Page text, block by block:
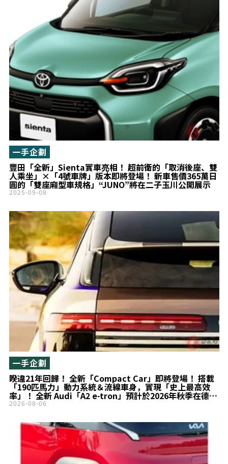
豐田「全新」Sienta實車亮相！ 超前衛的「取消後座、雙
人乘坐」×「4號車牌」版本即將登場！ 新車售價365萬日
圓的「雙座廂型車規格」“JUNO”將在二子玉川公開展示
一手企劃
2025-09-08
睽違21年回歸！ 全新「Compact Car」即將登場！ 搭載
「190匹馬力」動力系統＆流線車身，實現「史上最高效
率」！ 全新 Audi「A2 e-tron」預計於2026年秋季在德國
全球首度公開
一手企劃
2026-08-06